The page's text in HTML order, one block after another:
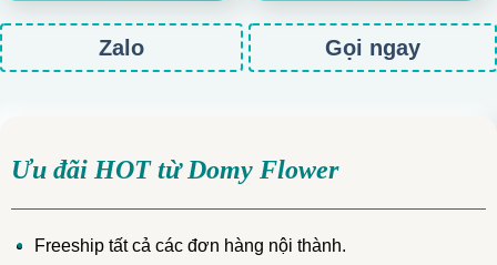
Zalo Gọi ngay
Ưu đãi HOT từ Domy Flower
Freeship tất cả các đơn hàng nội thành.